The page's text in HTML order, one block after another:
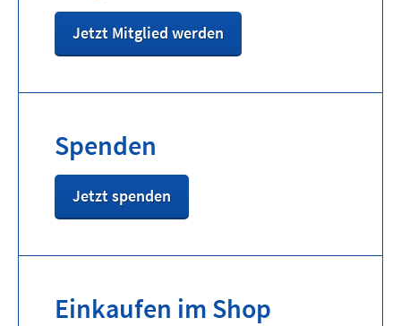
Jetzt Mitglied werden
Spenden
Jetzt spenden
Einkaufen im Shop